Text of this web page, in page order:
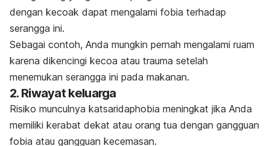
dengan kecoak dapat mengalami fobia terhadap
serangga ini.
Sebagai contoh, Anda mungkin pernah mengalami ruam
karena dikencingi kecoa atau trauma setelah
menemukan serangga ini pada makanan.
2. Riwayat keluarga
Risiko munculnya katsaridaphobia meningkat jika Anda
memiliki kerabat dekat atau orang tua dengan gangguan
fobia atau gangguan kecemasan.